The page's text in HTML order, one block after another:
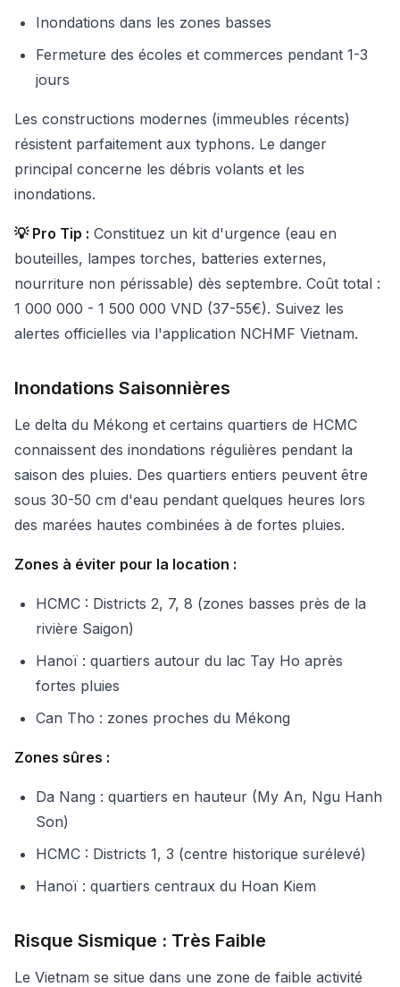
Inondations dans les zones basses
Fermeture des écoles et commerces pendant 1-3
jours
Les constructions modernes (immeubles récents)
résistent parfaitement aux typhons. Le danger
principal concerne les débris volants et les
inondations.
💡 Pro Tip : Constituez un kit d'urgence (eau en
bouteilles, lampes torches, batteries externes,
nourriture non périssable) dès septembre. Coût total :
1 000 000 - 1 500 000 VND (37-55€). Suivez les
alertes officielles via l'application NCHMF Vietnam.
Inondations Saisonnières
Le delta du Mékong et certains quartiers de HCMC
connaissent des inondations régulières pendant la
saison des pluies. Des quartiers entiers peuvent être
sous 30-50 cm d'eau pendant quelques heures lors
des marées hautes combinées à de fortes pluies.
Zones à éviter pour la location :
HCMC : Districts 2, 7, 8 (zones basses près de la
rivière Saigon)
Hanoï : quartiers autour du lac Tay Ho après
fortes pluies
Can Tho : zones proches du Mékong
Zones sûres :
Da Nang : quartiers en hauteur (My An, Ngu Hanh
Son)
HCMC : Districts 1, 3 (centre historique surélevé)
Hanoï : quartiers centraux du Hoan Kiem
Risque Sismique : Très Faible
Le Vietnam se situe dans une zone de faible activité